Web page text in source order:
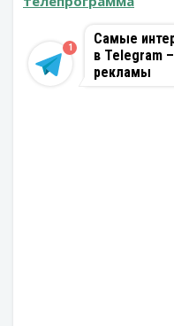
Самые
в Telegram
рекламы
1